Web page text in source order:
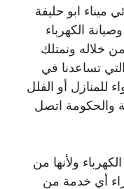
ميناء ابو حليفة
الكهرباء
خلاله ونمتلك
تساعدنا في
للمنازل أو الفلل
والحكومة اتصل
ولأنها من
أي خدمة من